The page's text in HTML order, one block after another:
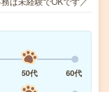
50代
60代